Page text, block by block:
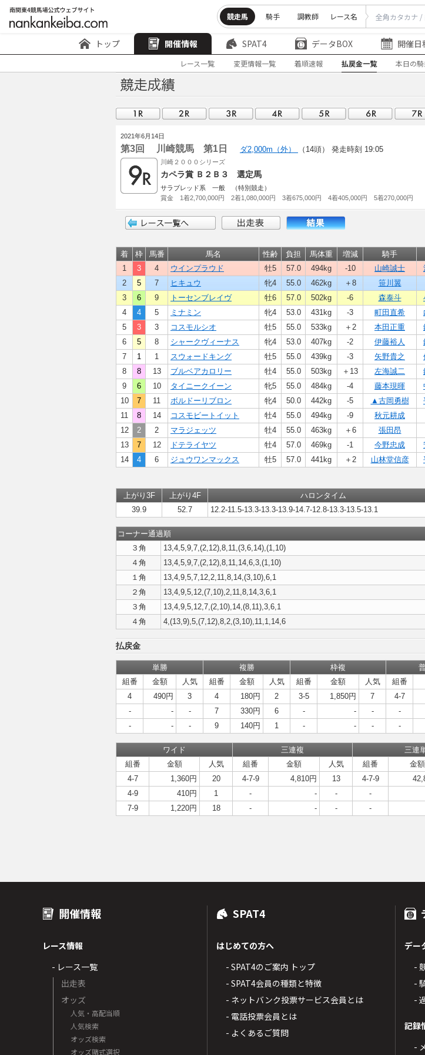
競走馬 騎手 調教師 レース名
トップ 開催情報 SPAT4 データBOX 開催日
レース一覧 変更情報一覧 着順速報 払戻金一覧 本日の
2021年6月14日
第3回 川崎競馬 第1日 ダ2,000m（外） （14頭） 発走時刻 19:05
川崎２０００シリーズ
カペラ賞 Ｂ２Ｂ３ 選定馬
サラブレッド系 一般 （特別競走）
賞金 1着2,700,000円 2着1,080,000円 3着675,000円 4着405,000円 5着270,000円
着 枠 馬番 馬名 性齢 負担 馬体重 増減 騎手
1
3 4 ウインプラウド 牡5 57.0 494kg -10 山崎誠士
2
5 7 ヒキュウ 牝4 55.0 462kg ＋8 笹川翼
3
6 9 トーセンブレイヴ 牡6 57.0 502kg -6 森泰斗
4
4 5 ミナミン 牝4 53.0 431kg -3 町田直希
5
3 3 コスモルシオ 牡5 55.0 533kg ＋2 本田正重
6
5 8 シャークヴィーナス 牝4 53.0 407kg -2 伊藤裕人
7
1 1 スウォードキング 牡5 55.0 439kg -3 矢野貴之
8
8 13 ブルベアカロリー 牡4 55.0 503kg ＋13 左海誠二
9
6 10 タイニークイーン 牝5 55.0 484kg -4 藤本現暉
10
7 11 ボルドーリブロン 牝4 50.0 442kg -5 ▲古岡勇樹
11
8 14 コスモビートイット 牡4 55.0 494kg -9 秋元耕成
12
2 2 マラジェッツ 牡4 55.0 463kg ＋6 張田昂
13
7 12 ドテライヤツ 牡4 57.0 469kg -1 今野忠成
14
4 6 ジュウワンマックス 牡5 57.0 441kg ＋2 山林堂信彦
上がり3F 上がり4F
ハロンタイム
39.9
52.7 12.2-11.5-13.3-13.3-13.9-14.7-12.8-13.3-13.5-13.1
コーナー通過順
３角
13,4,5,9,7,(2,12),8,11,(3,6,14),(1,10)
４角
13,4,5,9,7,(2,12),8,11,14,6,3,(1,10)
１角
13,4,9,5,7,12,2,11,8,14,(3,10),6,1
２角
13,4,9,5,12,(7,10),2,11,8,14,3,6,1
３角
13,4,9,5,12,7,(2,10),14,(8,11),3,6,1
４角
4,(13,9),5,(7,12),8,2,(3,10),11,1,14,6
払戻金
単勝 複勝 枠複
組番
金額 人気 組番 金額 人気 組番 金額 人気 組番
4
490円 3 4 180円 2 3-5 1,850円 7 4-7
-
- - 7 330円 6 - - - -
-
- - 9 140円 1 - - - -
ワイド 三連複 三連
組番
金額 人気 組番 金額 人気 組番 金額
4-7
1,360円 20 4-7-9 4,810円 13 4-7-9
4-9
410円 1 - - - -
7-9
1,220円 18 - - - -
開催情報
レース情報
- レース一覧
出走表
オッズ
人気・高配当順
人気検索
オッズ検索
オッズ賭式選択
SPAT4
はじめての方へ
- SPAT4のご案内 トップ
- SPAT4会員の種類と特徴
- ネットバンク投票サービス会員とは
- 電話投票会員とは
- よくあるご質問
デー
-
-
-
記録
-